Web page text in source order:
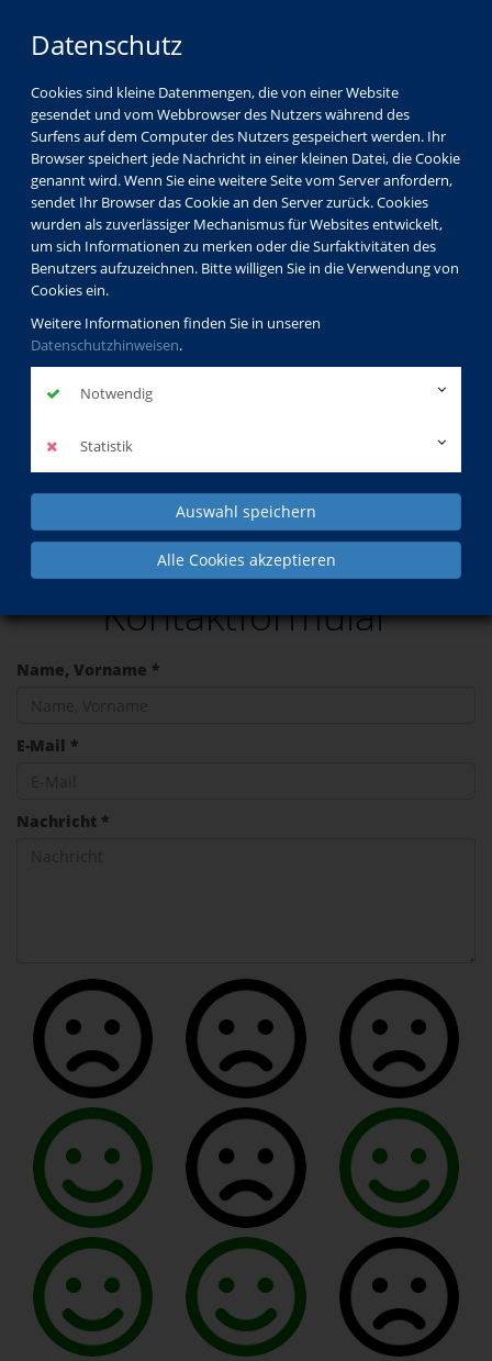
Datenschutz
Cookies sind kleine Datenmengen, die von einer Website
gesendet und vom Webbrowser des Nutzers während des
Surfens auf dem Computer des Nutzers gespeichert werden. Ihr
Browser speichert jede Nachricht in einer kleinen Datei, die Cookie
genannt wird. Wenn Sie eine weitere Seite vom Server anfordern,
sendet Ihr Browser das Cookie an den Server zurück. Cookies
wurden als zuverlässiger Mechanismus für Websites entwickelt,
um sich Informationen zu merken oder die Surfaktivitäten des
Benutzers aufzuzeichnen. Bitte willigen Sie in die Verwendung von
Cookies ein.
Weitere Informationen finden Sie in unseren
Datenschutzhinweisen.
Notwendig
Statistik
Auswahl speichern
Alle Cookies akzeptieren
Kontaktformular
Kontaktformular
Name, Vorname *
E-Mail *
Nachricht *